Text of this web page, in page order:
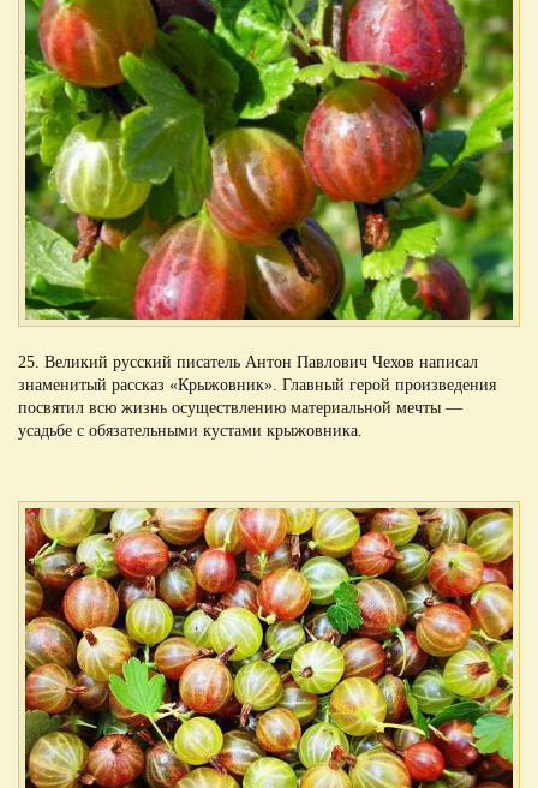
25. Великий русский писатель Антон Павлович Чехов написал
знаменитый рассказ «Крыжовник». Главный герой произведения
посвятил всю жизнь осуществлению материальной мечты —
усадьбе с обязательными кустами крыжовника.